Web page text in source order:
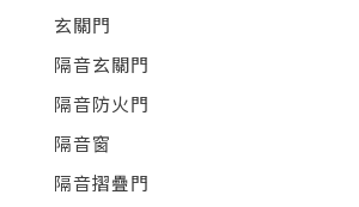
玄關門
隔音玄關門
隔音防火門
隔音窗
隔音摺疊門